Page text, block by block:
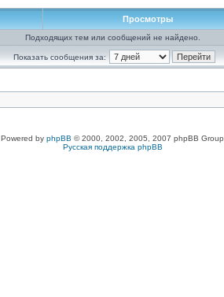
Просмотры
Подходящих тем или сообщений не найдено.
Показать сообщения за:
Powered by phpBB © 2000, 2002, 2005, 2007 phpBB Group
Русская поддержка phpBB